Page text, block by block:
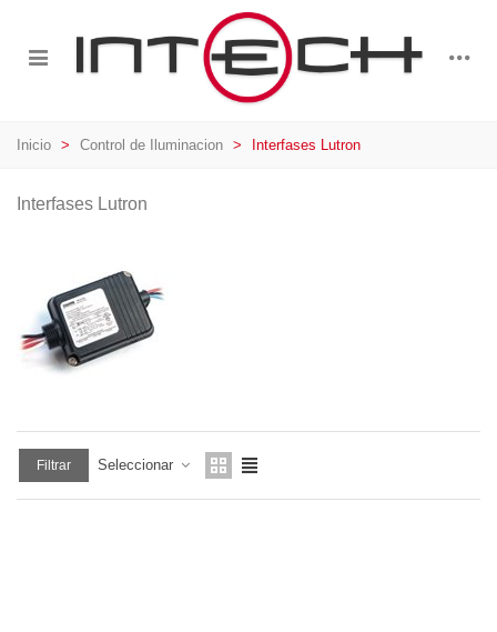
Inicio > Control de Iluminacion > Interfases Lutron
Interfases Lutron
Filtrar Seleccionar